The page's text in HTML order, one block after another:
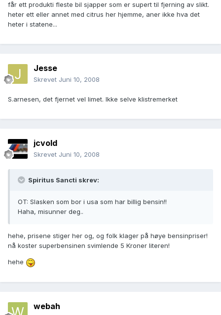
får ett produkti fleste bil sjapper som er supert til fjerning av slikt.
heter ett eller annet med citrus her hjemme, aner ikke hva det
heter i statene...
Jesse
Skrevet Juni 10, 2008
S.arnesen, det fjernet vel limet. Ikke selve klistremerket
jcvold
Skrevet Juni 10, 2008
Spiritus Sancti skrev:
OT: Slasken som bor i usa som har billig bensin!!
Haha, misunner deg..
hehe, prisene stiger her og, og folk klager på høye bensinpriser!
nå koster superbensinen svimlende 5 Kroner literen!
hehe
webah